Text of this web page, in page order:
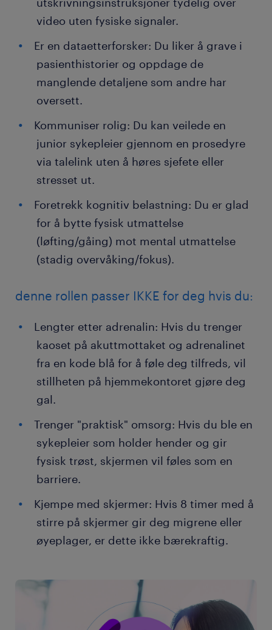
video uten fysiske signaler.
Er en dataetterforsker: Du liker å grave i
pasienthistorier og oppdage de
manglende detaljene som andre har
oversett.
Kommuniser rolig: Du kan veilede en
junior sykepleier gjennom en prosedyre
via talelink uten å høres sjefete eller
stresset ut.
Foretrekk kognitiv belastning: Du er glad
for å bytte fysisk utmattelse
(løfting/gåing) mot mental utmattelse
(stadig overvåking/fokus).
denne rollen passer IKKE for deg hvis du:
Lengter etter adrenalin: Hvis du trenger
kaoset på akuttmottaket og adrenalinet
fra en kode blå for å føle deg tilfreds, vil
stillheten på hjemmekontoret gjøre deg
gal.
Trenger "praktisk" omsorg: Hvis du ble en
sykepleier som holder hender og gir
fysisk trøst, skjermen vil føles som en
barriere.
Kjempe med skjermer: Hvis 8 timer med å
stirre på skjermer gir deg migrene eller
øyeplager, er dette ikke bærekraftig.